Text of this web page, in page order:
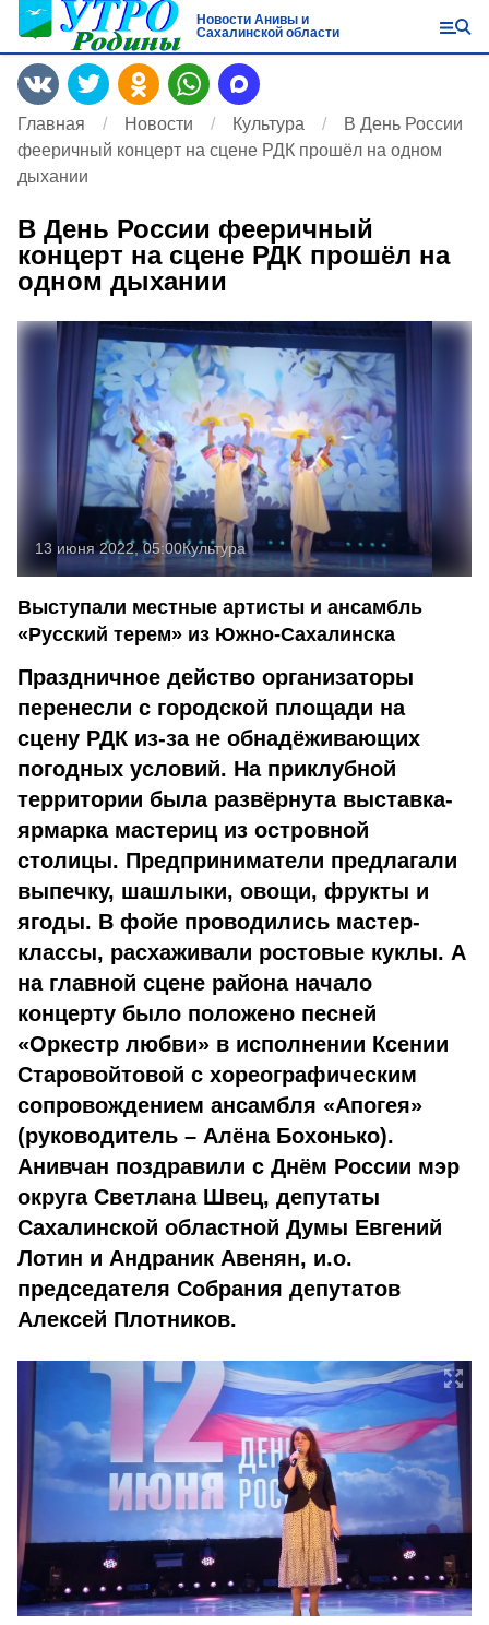
Новости Анивы и
Сахалинской области
Главная Новости Культура
В День России
фееричный концерт на сцене РДК прошёл на одном
дыхании
В День России фееричный
концерт на сцене РДК прошёл на
одном дыхании
13 июня 2022, 05:00Культура
Выступали местные артисты и ансамбль
«Русский терем» из Южно-Сахалинска
Праздничное действо организаторы
перенесли с городской площади на
сцену РДК из-за не обнадёживающих
погодных условий. На приклубной
территории была развёрнута выставка-
ярмарка мастериц из островной
столицы. Предприниматели предлагали
выпечку, шашлыки, овощи, фрукты и
ягоды. В фойе проводились мастер-
классы, расхаживали ростовые куклы. А
на главной сцене района начало
концерту было положено песней
«Оркестр любви» в исполнении Ксении
Старовойтовой с хореографическим
сопровождением ансамбля «Апогея»
(руководитель – Алёна Бохонько).
Анивчан поздравили с Днём России мэр
округа Светлана Швец, депутаты
Сахалинской областной Думы Евгений
Лотин и Андраник Авенян, и.о.
председателя Собрания депутатов
Алексей Плотников.